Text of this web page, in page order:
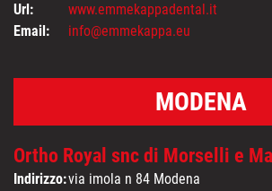
Url:
www.emmekappadental.it
Email:
info@emmekappa.eu
MODENA
Ortho Royal snc di Morselli e
Indirizzo:via imola n 84 Modena